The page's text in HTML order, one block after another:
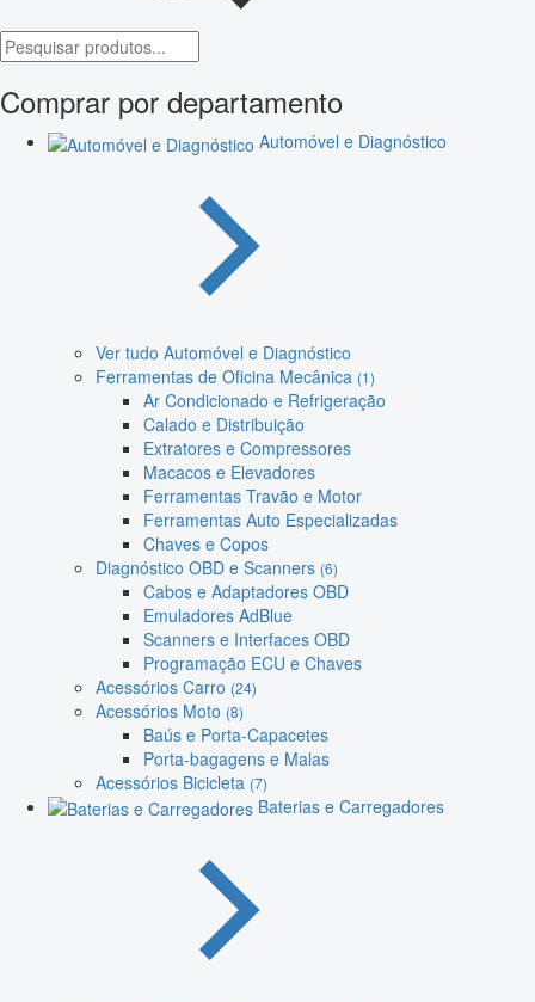
Comprar por departamento
Automóvel e Diagnóstico
Ver tudo Automóvel e Diagnóstico
Ferramentas de Oficina Mecânica (1)
Ar Condicionado e Refrigeração
Calado e Distribuição
Extratores e Compressores
Macacos e Elevadores
Ferramentas Travão e Motor
Ferramentas Auto Especializadas
Chaves e Copos
Diagnóstico OBD e Scanners (6)
Cabos e Adaptadores OBD
Emuladores AdBlue
Scanners e Interfaces OBD
Programação ECU e Chaves
Acessórios Carro (24)
Acessórios Moto (8)
Baús e Porta-Capacetes
Porta-bagagens e Malas
Acessórios Bicicleta (7)
Baterias e Carregadores